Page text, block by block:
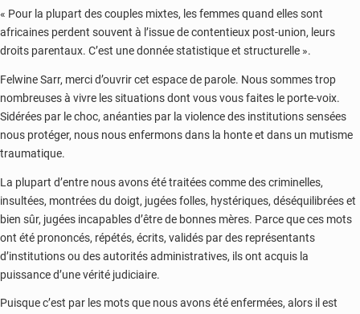
« Pour la plupart des couples mixtes, les femmes quand elles sont
africaines perdent souvent à l’issue de contentieux post-union, leurs
droits parentaux. C’est une donnée statistique et structurelle ».
Felwine Sarr, merci d’ouvrir cet espace de parole. Nous sommes trop
nombreuses à vivre les situations dont vous vous faites le porte-voix.
Sidérées par le choc, anéanties par la violence des institutions sensées
nous protéger, nous nous enfermons dans la honte et dans un mutisme
traumatique.
La plupart d’entre nous avons été traitées comme des criminelles,
insultées, montrées du doigt, jugées folles, hystériques, déséquilibrées et
bien sûr, jugées incapables d’être de bonnes mères. Parce que ces mots
ont été prononcés, répétés, écrits, validés par des représentants
d’institutions ou des autorités administratives, ils ont acquis la
puissance d’une vérité judiciaire.
Puisque c’est par les mots que nous avons été enfermées, alors il est